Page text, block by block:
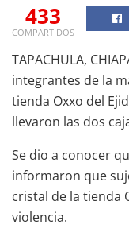
433
COMPARTIDOS
TAPACHULA,
integrantes de la
tienda Oxxo del
llevaron las dos
Se dio a conocer
informaron que
cristal de la tienda
violencia.